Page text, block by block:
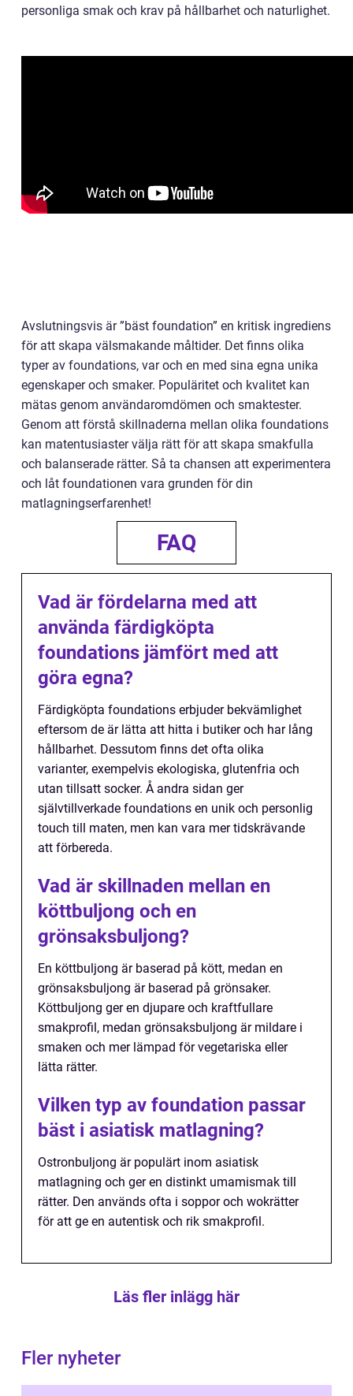
personliga smak och krav på hållbarhet och naturlighet.
Avslutningsvis är ”bäst foundation” en kritisk ingrediens
för att skapa välsmakande måltider. Det finns olika
typer av foundations, var och en med sina egna unika
egenskaper och smaker. Populäritet och kvalitet kan
mätas genom användaromdömen och smaktester.
Genom att förstå skillnaderna mellan olika foundations
kan matentusiaster välja rätt för att skapa smakfulla
och balanserade rätter. Så ta chansen att experimentera
och låt foundationen vara grunden för din
matlagningserfarenhet!
FAQ
Vad är fördelarna med att
använda färdigköpta
foundations jämfört med att
göra egna?
Färdigköpta foundations erbjuder bekvämlighet
eftersom de är lätta att hitta i butiker och har lång
hållbarhet. Dessutom finns det ofta olika
varianter, exempelvis ekologiska, glutenfria och
utan tillsatt socker. Å andra sidan ger
självtillverkade foundations en unik och personlig
touch till maten, men kan vara mer tidskrävande
att förbereda.
Vad är skillnaden mellan en
köttbuljong och en
grönsaksbuljong?
En köttbuljong är baserad på kött, medan en
grönsaksbuljong är baserad på grönsaker.
Köttbuljong ger en djupare och kraftfullare
smakprofil, medan grönsaksbuljong är mildare i
smaken och mer lämpad för vegetariska eller
lätta rätter.
Vilken typ av foundation passar
bäst i asiatisk matlagning?
Ostronbuljong är populärt inom asiatisk
matlagning och ger en distinkt umamismak till
rätter. Den används ofta i soppor och wokrätter
för att ge en autentisk och rik smakprofil.
Läs fler inlägg här
Fler nyheter